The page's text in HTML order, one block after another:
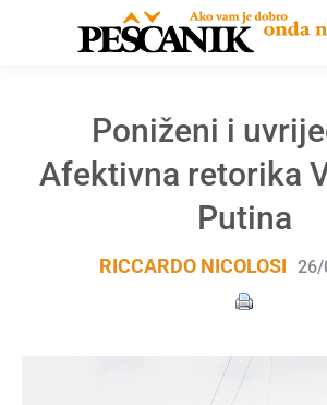
Poniženi i
Afektivna retorika
Putina
RICCARDO NICOLOSI 26/